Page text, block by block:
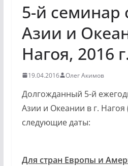
5-й семинар
Азии и
Нагоя, 2016
19.04.2016 Олег Акимов
Долгожданный 5-й
Азии и Океании в г.
следующие даты:
Для стран Европы и